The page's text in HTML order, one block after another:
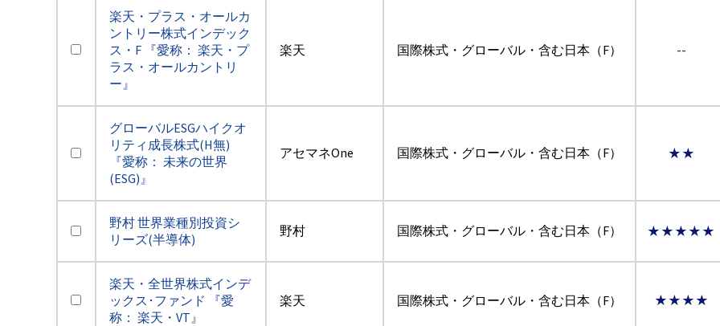
楽天・プラス・オールカ
ントリー株式インデック
ス・F 『愛称： 楽天・プ
ラス・オールカントリ
ー』
楽天 国際株式・グローバル・含む日本（F） --
グローバルESGハイクオ
リティ成長株式(H無)
『愛称： 未来の世界
(ESG)』
アセマネOne 国際株式・グローバル・含む日本（F） ★★
野村 世界業種別投資シ
リーズ(半導体)
野村 国際株式・グローバル・含む日本（F） ★★★★★
楽天・全世界株式インデ
ックス･ファンド 『愛
称： 楽天・VT』
楽天 国際株式・グローバル・含む日本（F） ★★★★